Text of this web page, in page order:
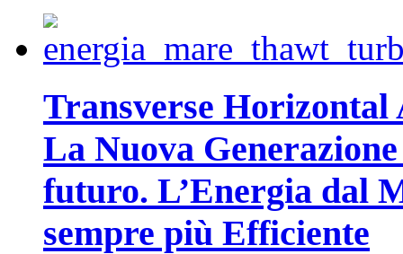
Transverse
La Nuova
futuro. L’Energia dal
sempre più Efficiente